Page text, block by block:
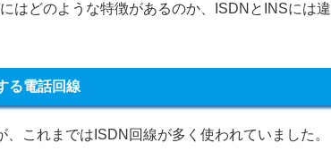
はどのような特徴があるのか、ISDNとINSには違
る電話回線
これまではISDN回線が多く使われていました。